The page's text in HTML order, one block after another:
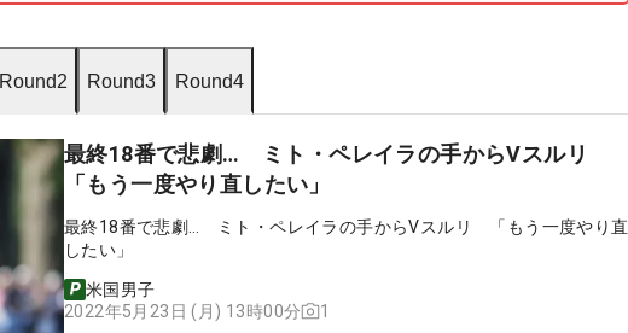
Round2 Round3 Round4
最終18番で悲劇… ミト・ペレイラの手からVスルリ
「もう一度やり直したい」
最終18番で悲劇… ミト・ペレイラの手からVスルリ 「もう一度やり直
したい」
米国男子
2022年5月23日 (月) 13時00分
1